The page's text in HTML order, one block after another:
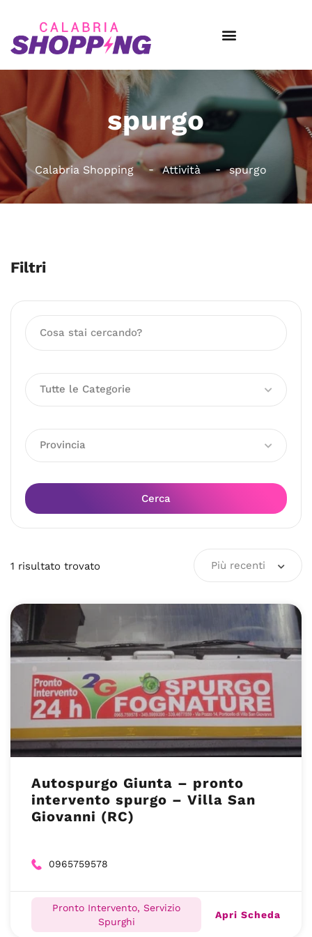
spurgo
Calabria Shopping Attività spurgo
Filtri
Tutte le Categorie
Provincia
Cerca
1 risultato trovato Più recenti
Autospurgo Giunta – pronto
intervento spurgo – Villa San
Giovanni (RC)
0965759578
Pronto Intervento, Servizio
Spurghi
Apri Scheda